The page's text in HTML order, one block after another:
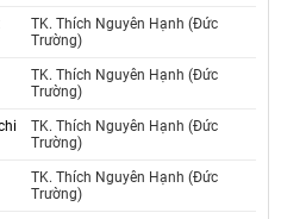
TK. Thích Nguyên Hạnh (Đức
Trường)
TK. Thích Nguyên Hạnh (Đức
Trường)
TK. Thích Nguyên Hạnh (Đức
Trường)
TK. Thích Nguyên Hạnh (Đức
Trường)